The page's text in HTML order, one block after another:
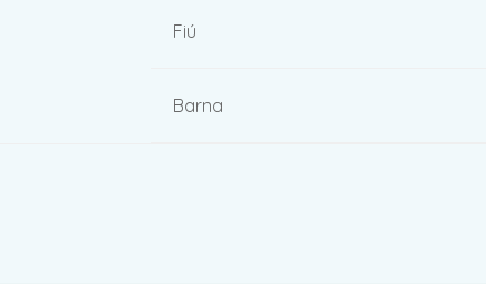
Fiú
Barna